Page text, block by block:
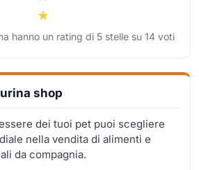
hanno un rating di 5 stelle su 14 voti
shop
dei tuoi pet puoi scegliere
nella vendita di alimenti e
da compagnia.